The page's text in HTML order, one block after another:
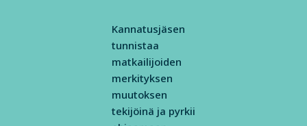
Kannatusjäsen
tunnistaa
matkailijoiden
merkityksen
muutoksen
tekijöinä ja pyrkii